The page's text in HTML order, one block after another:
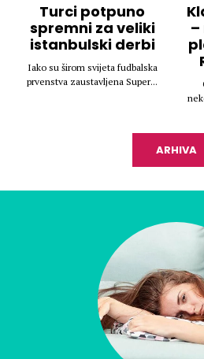
Turci potpuno
spremni za veliki
istanbulski derbi
Iako su širom svijeta fudbalska
prvenstva zaustavljena Super...
ARHIVA